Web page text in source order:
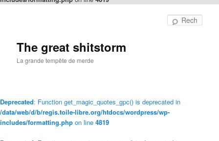
The great shitstorm
La grande tempête de merde
Deprecated: Function get_magic_quotes_gpc() is deprecated in
/data/web/d/b/regis.toile-libre.org/htdocs/wordpress/wp-
includes/formatting.php on line 4819